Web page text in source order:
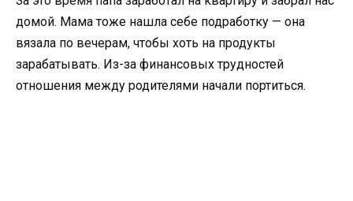
домой. Мама тоже нашла себе подработку — она
вязала по вечерам, чтобы хоть на продукты
зарабатывать. Из-за финансовых трудностей
отношения между родителями начали портиться.